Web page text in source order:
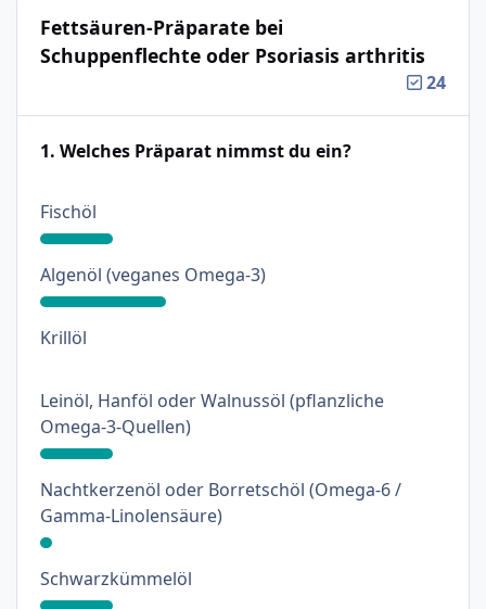
Fettsäuren-Präparate bei
Schuppenflechte oder Psoriasis arthritis
24
1. Welches Präparat nimmst du ein?
Fischöl: 18%
Algenöl (veganes Omega-3): 31%
Krillöl: 0%
Leinöl, Hanföl oder Walnussöl (pflanzliche
Omega-3-Quellen): 18%
Nachtkerzenöl oder Borretschöl (Omega-6 /
Gamma-Linolensäure): 3%
Schwarzkümmelöl: 18%